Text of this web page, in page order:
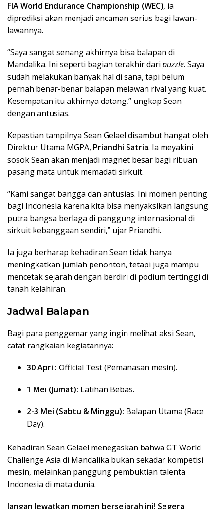
FIA World Endurance Championship (WEC), ia
diprediksi akan menjadi ancaman serius bagi lawan-
lawannya.
“Saya sangat senang akhirnya bisa balapan di
Mandalika. Ini seperti bagian terakhir dari puzzle. Saya
sudah melakukan banyak hal di sana, tapi belum
pernah benar-benar balapan melawan rival yang kuat.
Kesempatan itu akhirnya datang,” ungkap Sean
dengan antusias.
Kepastian tampilnya Sean Gelael disambut hangat oleh
Direktur Utama MGPA, Priandhi Satria. Ia meyakini
sosok Sean akan menjadi magnet besar bagi ribuan
pasang mata untuk memadati sirkuit.
“Kami sangat bangga dan antusias. Ini momen penting
bagi Indonesia karena kita bisa menyaksikan langsung
putra bangsa berlaga di panggung internasional di
sirkuit kebanggaan sendiri,” ujar Priandhi.
Ia juga berharap kehadiran Sean tidak hanya
meningkatkan jumlah penonton, tetapi juga mampu
mencetak sejarah dengan berdiri di podium tertinggi di
tanah kelahiran.
Jadwal Balapan
Bagi para penggemar yang ingin melihat aksi Sean,
catat rangkaian kegiatannya:
30 April: Official Test (Pemanasan mesin).
1 Mei (Jumat): Latihan Bebas.
2-3 Mei (Sabtu & Minggu): Balapan Utama (Race
Day).
Kehadiran Sean Gelael menegaskan bahwa GT World
Challenge Asia di Mandalika bukan sekadar kompetisi
mesin, melainkan panggung pembuktian talenta
Indonesia di mata dunia.
Jangan lewatkan momen bersejarah ini! Segera